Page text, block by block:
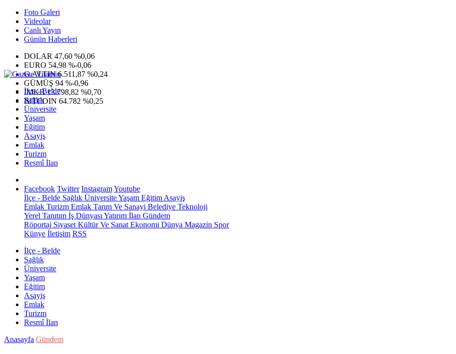
Foto Galeri
Videolar
Canlı Yayın
Günün Haberleri
DOLAR 47,60 %0,06
EURO 54,98 %-0,06
G.ALTIN6.511,87 %0,24
GÜMÜŞ 94 %-0,96
IMKB13.798,82 %0,70
BITCOIN 64.782 %0,25
İlçe - Belde
Sağlık
Üniversite
Yaşam
Eğitim
Asayiş
Emlak
Turizm
Resmî İlan
Facebook Twitter InstagramYoutube
İlçe - Belde Sağlık ÜniversiteYaşam Eğitim Asayiş
Emlak Turizm Emlak Tarım Ve Sanayi Belediye Teknoloji
Yerel Tanıtım İş Dünyası Yatırım İlan Gündem
Röportaj Siyaset Kültür Ve Sanat Ekonomi Dünya Magazin Spor
Künye İletişim RSS
İlçe - Belde
Sağlık
Üniversite
Yaşam
Eğitim
Asayiş
Emlak
Turizm
Resmî İlan
Anasayfa Gündem